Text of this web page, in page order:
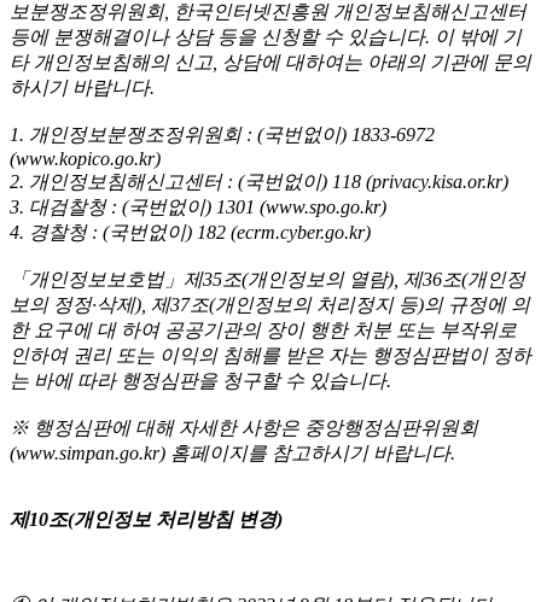
보분쟁조정위원회, 한국인터넷진흥원 개인정보침해신고센터
등에 분쟁해결이나 상담 등을 신청할 수 있습니다. 이 밖에 기
타 개인정보침해의 신고, 상담에 대하여는 아래의 기관에 문의
하시기 바랍니다.
1. 개인정보분쟁조정위원회 : (국번없이) 1833-6972
(www.kopico.go.kr)
2. 개인정보침해신고센터 : (국번없이) 118 (privacy.kisa.or.kr)
3. 대검찰청 : (국번없이) 1301 (www.spo.go.kr)
4. 경찰청 : (국번없이) 182 (ecrm.cyber.go.kr)
「개인정보보호법」제35조(개인정보의 열람), 제36조(개인정
보의 정정·삭제), 제37조(개인정보의 처리정지 등)의 규정에 의
한 요구에 대 하여 공공기관의 장이 행한 처분 또는 부작위로
인하여 권리 또는 이익의 침해를 받은 자는 행정심판법이 정하
는 바에 따라 행정심판을 청구할 수 있습니다.
※ 행정심판에 대해 자세한 사항은 중앙행정심판위원회
(www.simpan.go.kr) 홈페이지를 참고하시기 바랍니다.
제10조(개인정보 처리방침 변경)